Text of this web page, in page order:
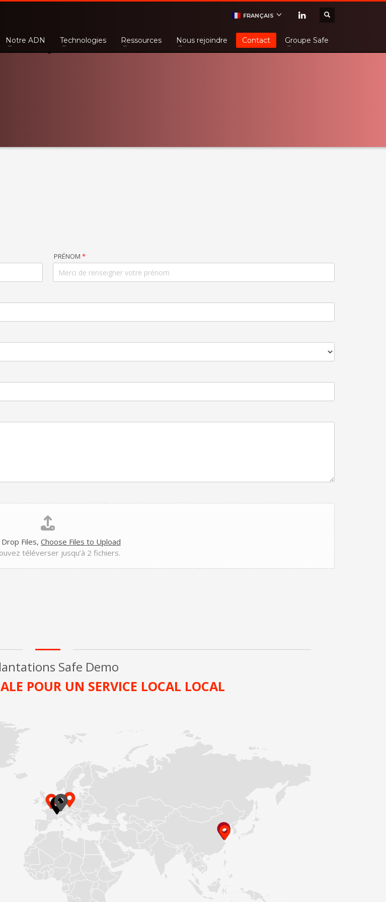
FRANÇAIS
Notre ADN Technologies Ressources Nous rejoindre Contact Groupe Safe
PRÉNOM *
Files, Choose Files to Upload
téléverser jusqu’à 2 fichiers.
Safe Demo
POUR UN SERVICE LOCAL LOCAL